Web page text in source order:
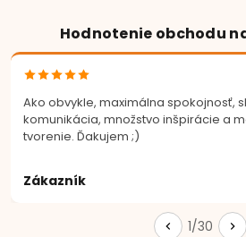
Hodnotenie obchodu
Ako obvykle, maximálna spokojnosť,
komunikácia, množstvo inšpirácie a
tvorenie. Ďakujem ;)
Zákazník
1/30